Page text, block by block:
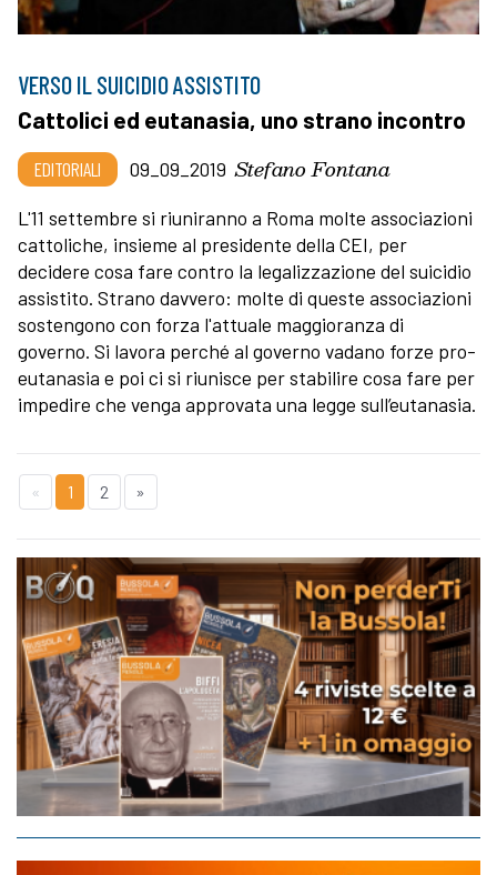
VERSO IL SUICIDIO ASSISTITO
Cattolici ed eutanasia, uno strano incontro
EDITORIALI 09_09_2019 Stefano Fontana
L'11 settembre si riuniranno a Roma molte associazioni
cattoliche, insieme al presidente della CEI, per
decidere cosa fare contro la legalizzazione del suicidio
assistito. Strano davvero: molte di queste associazioni
sostengono con forza l'attuale maggioranza di
governo. Si lavora perché al governo vadano forze pro-
eutanasia e poi ci si riunisce per stabilire cosa fare per
impedire che venga approvata una legge sull’eutanasia.
« 1 2 »